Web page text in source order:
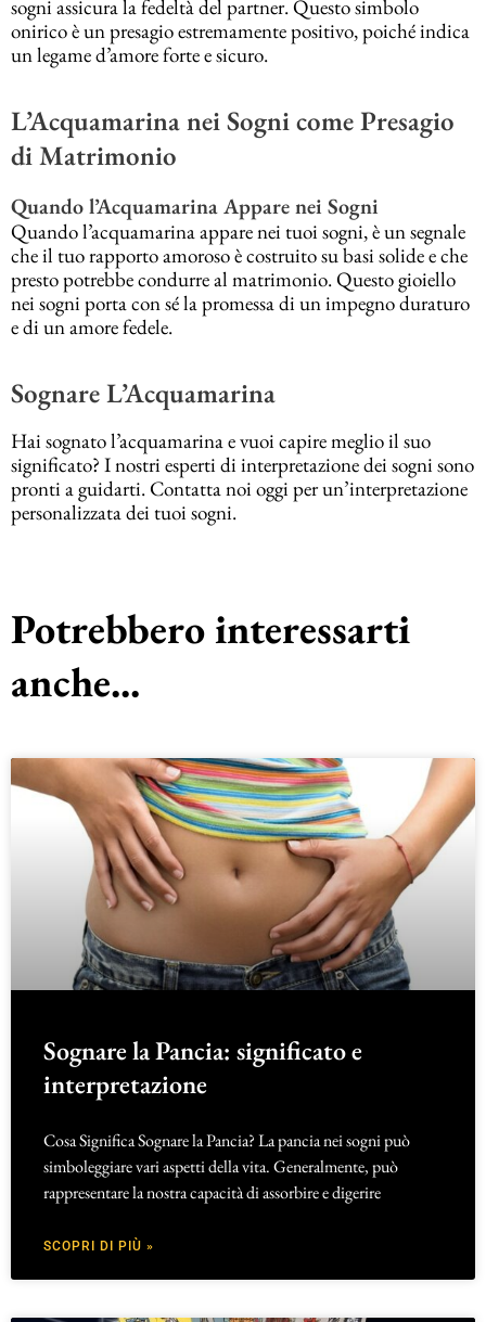
sogni assicura la fedeltà del partner. Questo simbolo
onirico è un presagio estremamente positivo, poiché indica
un legame d’amore forte e sicuro.
L’Acquamarina nei Sogni come Presagio
di Matrimonio
Quando l’Acquamarina Appare nei Sogni
Quando l’acquamarina appare nei tuoi sogni, è un segnale
che il tuo rapporto amoroso è costruito su basi solide e che
presto potrebbe condurre al matrimonio. Questo gioiello
nei sogni porta con sé la promessa di un impegno duraturo
e di un amore fedele.
Sognare L’Acquamarina
Hai sognato l’acquamarina e vuoi capire meglio il suo
significato? I nostri esperti di interpretazione dei sogni sono
pronti a guidarti. Contatta noi oggi per un’interpretazione
personalizzata dei tuoi sogni.
Potrebbero interessarti
anche...
Sognare la Pancia: significato e
interpretazione
Cosa Significa Sognare la Pancia? La pancia nei sogni può
simboleggiare vari aspetti della vita. Generalmente, può
rappresentare la nostra capacità di assorbire e digerire
SCOPRI DI PIÙ »